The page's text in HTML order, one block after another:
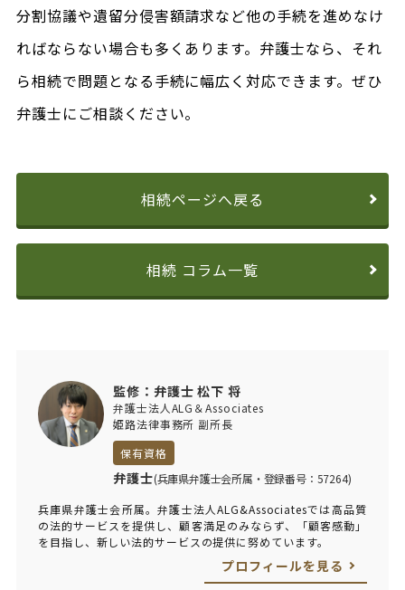
分割協議や遺留分侵害額請求など他の手続を進めなけ
ればならない場合も多くあります。弁護士なら、それ
ら相続で問題となる手続に幅広く対応できます。ぜひ
弁護士にご相談ください。
相続ページへ戻る
相続 コラム一覧
監修：弁護士 松下 将
弁護士法人ALG＆Associates
姫路法律事務所 副所長
保有資格
弁護士(兵庫県弁護士会所属・登録番号：57264)
兵庫県弁護士会所属。弁護士法人ALG&Associatesでは高品質
の法的サービスを提供し、顧客満足のみならず、「顧客感動」
を目指し、新しい法的サービスの提供に努めています。
プロフィールを見る